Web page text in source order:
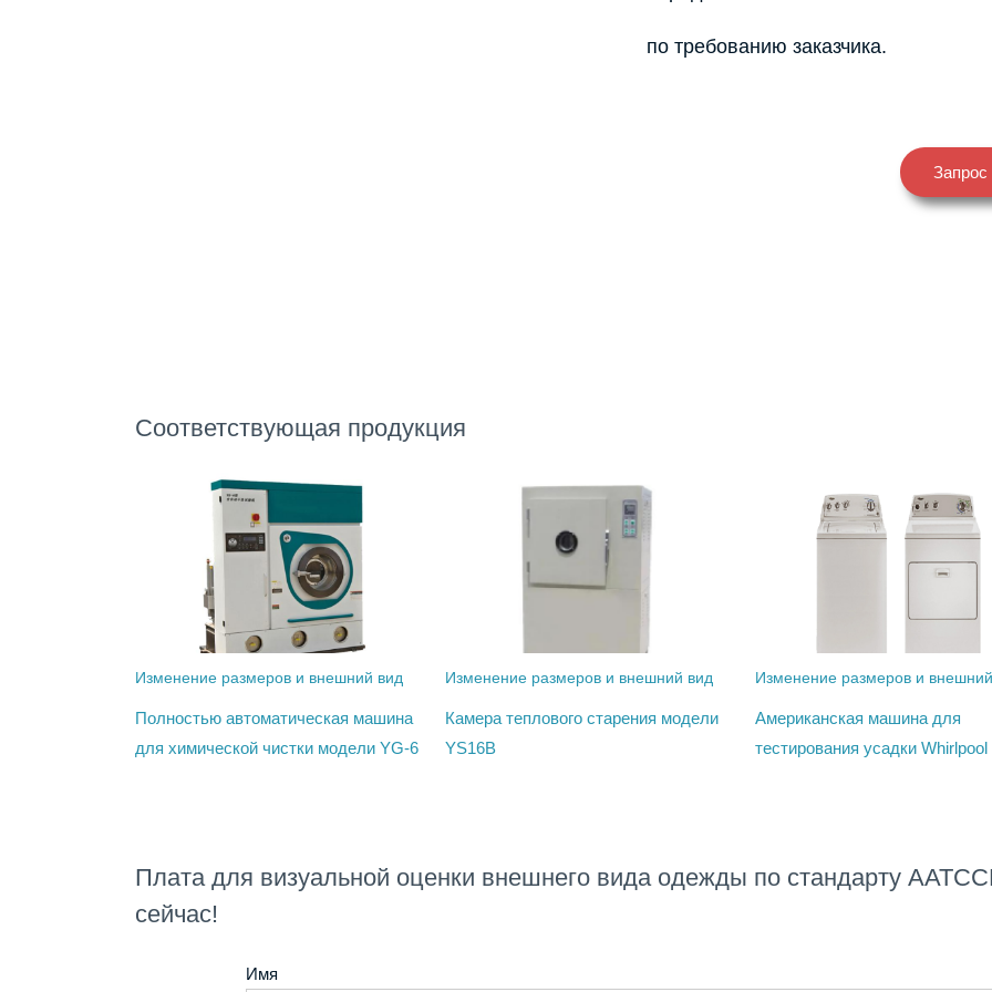
по требованию заказчика.
Соответствующая продукция
Изменение размеров и внешний вид
Полностью автоматическая машина
для химической чистки модели YG-6
Изменение размеров и внешний вид
Камера теплового старения модели
YS16B
Изменение размеров и
Американская машина для
тестирования усадки Whirlpool
Плата для визуальной оценки внешнего вида одежды по стандарту
сейчас!
Имя